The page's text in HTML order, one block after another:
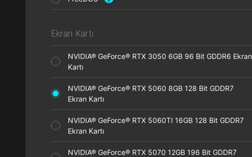
Ekran Kartı
NVIDIA® GeForce® RTX 3050 6GB 96 Bit GDDR6 Ekran
Kartı
NVIDIA® GeForce® RTX 5060 8GB 128 Bit GDDR7
Ekran Kartı
NVIDIA® GeForce® RTX 5060TI 16GB 128 Bit GDDR7
Ekran Kartı
NVIDIA® GeForce® RTX 5070 12GB 196 Bit GDDR7